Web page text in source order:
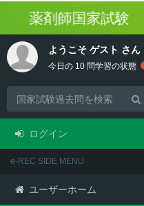
薬剤師国家試験
ようこそ ゲスト さん
今日の 10 問学習の状態
ログイン
e-REC SIDE MENU
ユーザーホーム